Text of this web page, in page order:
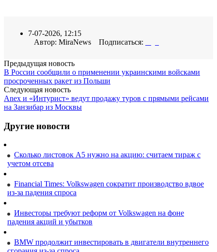
7-07-2026, 12:15
Автор: MiraNews Подписаться:
Предыдущая новость
В России сообщили о применении украинскими войсками
просроченных ракет из Польши
Следующая новость
Anex и «Интурист» ведут продажу туров с прямыми рейсами
на Занзибар из Москвы
Другие новости
Сколько листовок А5 нужно на акцию: считаем тираж с
учетом отсева
Financial Times: Volkswagen сократит производство вдвое
из-за падения спроса
Инвесторы требуют реформ от Volkswagen на фоне
падения акций и убытков
BMW продолжит инвестировать в двигатели внутреннего